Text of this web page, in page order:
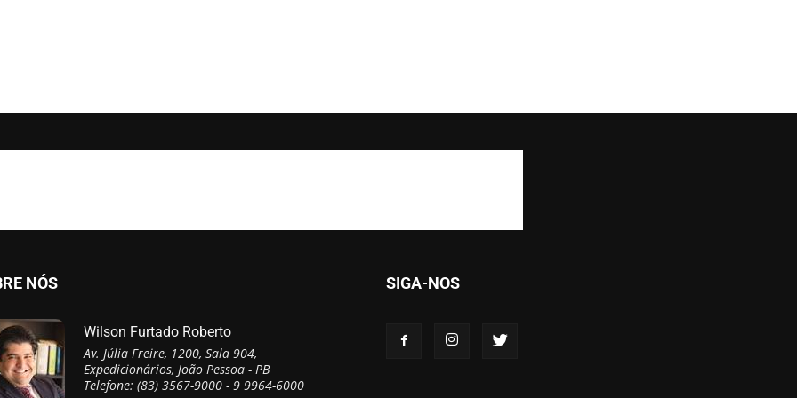
NÓS
Wilson Furtado Roberto
Av. Júlia Freire, 1200, Sala 904,
Expedicionários, João Pessoa - PB
Telefone: (83) 3567-9000 - 9 9964-6000
SIGA-NOS